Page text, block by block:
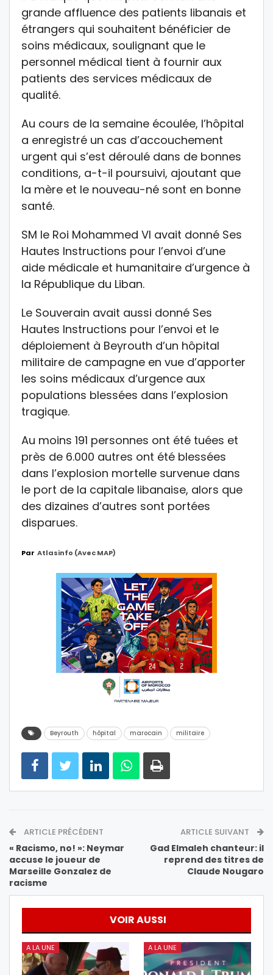
grande affluence des patients libanais et
étrangers qui souhaitent bénéficier de
soins médicaux, soulignant que le
personnel médical tient à fournir aux
patients des services médicaux de
qualité.
Au cours de la semaine écoulée, l’hôpital
a enregistré un cas d’accouchement
urgent qui s’est déroulé dans de bonnes
conditions, a-t-il poursuivi, ajoutant que
la mère et le nouveau-né sont en bonne
santé.
SM le Roi Mohammed VI avait donné Ses
Hautes Instructions pour l’envoi d’une
aide médicale et humanitaire d’urgence à
la République du Liban.
Le Souverain avait aussi donné Ses
Hautes Instructions pour l’envoi et le
déploiement à Beyrouth d’un hôpital
militaire de campagne en vue d’apporter
les soins médicaux d’urgence aux
populations blessées dans l’explosion
tragique.
Au moins 191 personnes ont été tuées et
près de 6.000 autres ont été blessées
dans l’explosion mortelle survenue dans
le port de la capitale libanaise, alors que
des dizaines d’autres sont portées
disparues.
Par Atlasinfo (avec MAP)
Beyrouth hôpital marocain militaire
ARTICLE PRÉCÉDENT
« Racismo, no! »: Neymar
accuse le joueur de
Marseille Gonzalez de
racisme
ARTICLE SUIVANT
Gad Elmaleh chanteur: il
reprend des titres de
Claude Nougaro
VOIR AUSSI
A LA UNE A LA UNE